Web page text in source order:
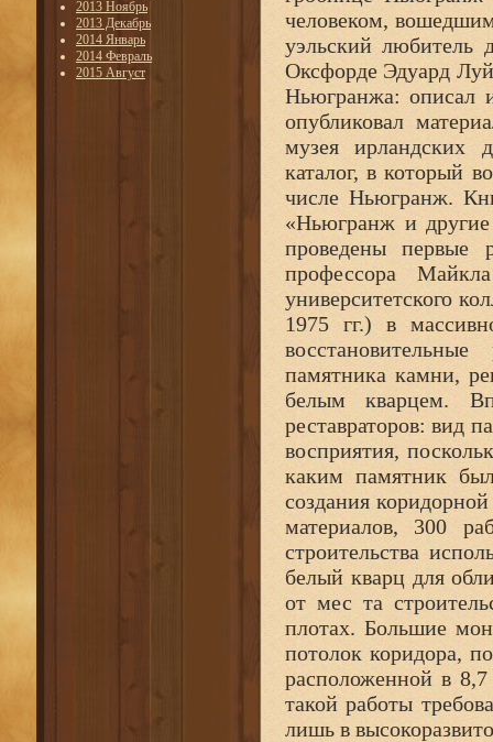
2013 Ноябрь
2013 Декабрь
2014 Январь
2014 Февраль
2015 Август
человеком,
уэльский любитель
Оксфорде Эдуард
Ньюгранжа: описал
опубликовал
музея ирландских
каталог, в который
числе Ньюгранж.
«Ньюгранж и
проведены первые
профессора
университетского
1975 гг.) в
памятника камни,
белым кварцем.
реставраторов: вид
восприятия,
каким памятник
создания
материалов, 300
строительства
белый кварц для
от мес та
плотах. Большие
потолок коридора,
расположенной в
такой работы
лишь в